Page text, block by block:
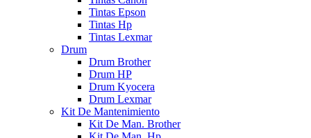
Tintas Epson
Tintas Hp
Tintas Lexmar
Drum
Drum Brother
Drum HP
Drum Kyocera
Drum Lexmar
Kit De Mantenimiento
Kit De Man. Brother